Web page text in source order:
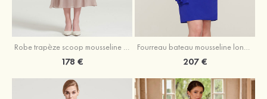
Robe trapèze scoop mousseline longueur mollet robe de mère de la mariée avec appliqué volants veste
178 €
Fourreau bateau mousseline longueur genou robe de mère de la mariée avec appliqué perle plissé veste
207 €